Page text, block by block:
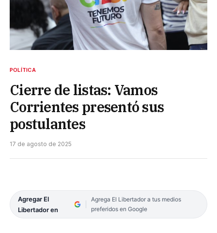
POLÍTICA
Cierre de listas: Vamos
Corrientes presentó sus
postulantes
17 de agosto de 2025
Agregar El
Libertador en
Agrega El Libertador a tus medios
preferidos en Google